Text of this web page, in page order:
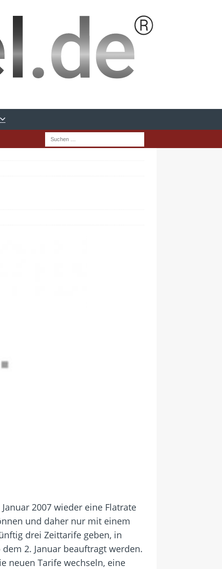
2007 wieder eine Flatrate
und daher nur mit einem
drei Zeittarife geben, in
2. Januar beauftragt werden.
neuen Tarife wechseln, eine